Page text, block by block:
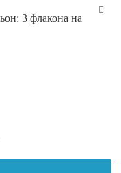
3 флакона на